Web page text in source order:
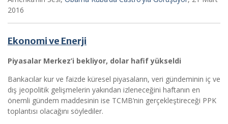
2016
Ekonomi ve Enerji
Piyasalar Merkez’i bekliyor, dolar hafif yükseldi
Bankacılar kur ve faizde küresel piyasaların, veri gündeminin iç ve
dış jeopolitik gelişmelerin yakından izleneceğini haftanın en
önemli gündem maddesinin ise TCMB’nin gerçekleştireceği PPK
toplantısı olacağını söylediler.